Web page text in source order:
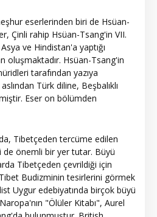
eserlerinden biri de Hsüan-
Çinli rahip Hsüan-Tsang'in VII.
ve Hindistan'a yaptığı
oluşmaktadır. Hsüan-Tsang'in
tarafından yazıya
Türk diline, Beşbalıklı
Eser on bölümden
Tibetçeden tercüme edilen
önemli bir yer tutar. Büyü
Tibetçeden çevrildiği için
Budizminin tesirlerini görmek
Uygur edebiyatında birçok büyü
"Ölüler Kitabı", Aurel